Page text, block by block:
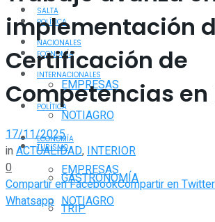
POLÍTICA
ECONOMÍA
EMPRESAS
NOTIAGRO
TURISMO
GASTRONOMÍA
TRIP
SALTA
NACIONALES
INTERNACIONALES
POLÍTICA
ECONOMÍA
EMPRESAS
NOTIAGRO
implementación
Certificación de
Competencias en
17/11/2025
inACTUALIDAD,INTERIOR
0
Compartir en FacebookCompartir en Twitter
Whatsapp